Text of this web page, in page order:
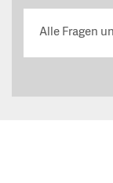
Alle Fragen